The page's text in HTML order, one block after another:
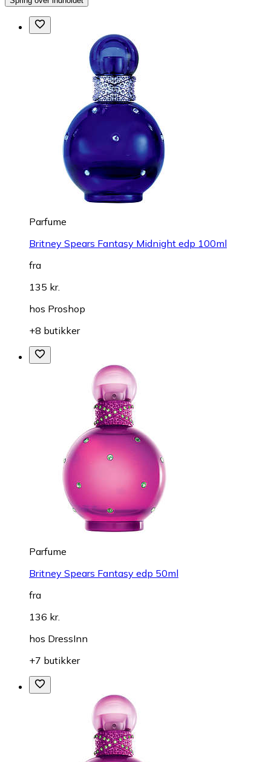
Parfume
Britney Spears Fantasy Midnight edp 100ml
fra
135 kr.
hos Proshop
+8 butikker
Parfume
Britney Spears Fantasy edp 50ml
fra
136 kr.
hos DressInn
+7 butikker